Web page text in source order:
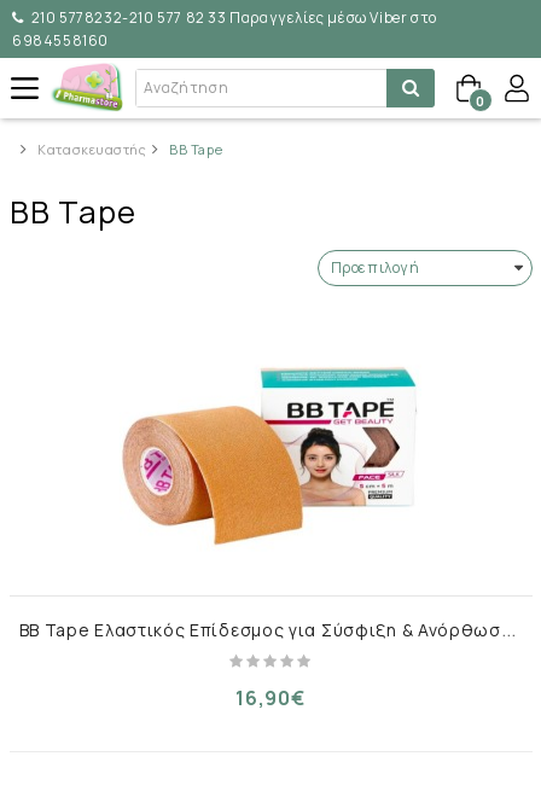
210 5778232-210 577 82 33 Παραγγελίες μέσω Viber στο
6984558160
0
Κατασκευαστής BB Tape
BB Tape
B
B Tape Ελαστικός Επίδεσμος για Σύσφιξη & Ανόρθωση 5cm x 5m Μπεζ
16,90€